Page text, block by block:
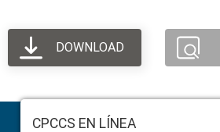
DOWNLOAD
FooterCPCCS EN LÍNEA